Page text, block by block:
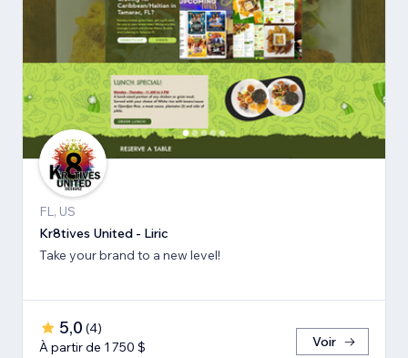
FL, US
Kr8tives United - Liric
Take your brand to a new level!
5,0 (4)
À partir de 1 750 $
Voir